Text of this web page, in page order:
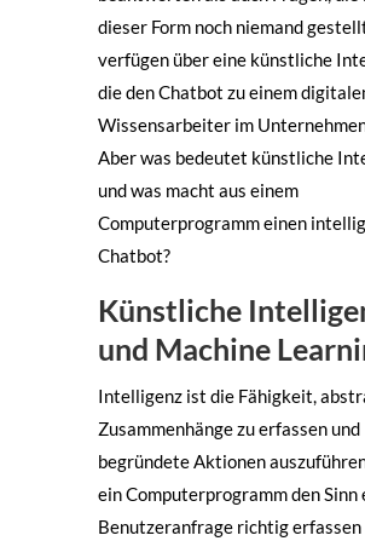
dieser Form noch niemand
verfügen über eine künstliche
die den Chatbot zu einem
Wissensarbeiter im
Aber was bedeutet künstliche
und was macht aus einem
Computerprogramm einen
Chatbot?
Künstliche
und Machine
Intelligenz ist die Fähigkeit,
Zusammenhänge zu erfassen und
begründete Aktionen
ein Computerprogramm den Sinn
Benutzeranfrage richtig erfassen